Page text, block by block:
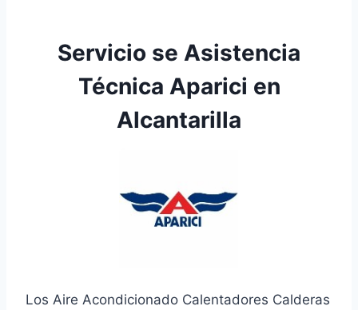
Servicio se Asistencia
Técnica Aparici en
Alcantarilla
Los Aire Acondicionado Calentadores Calderas